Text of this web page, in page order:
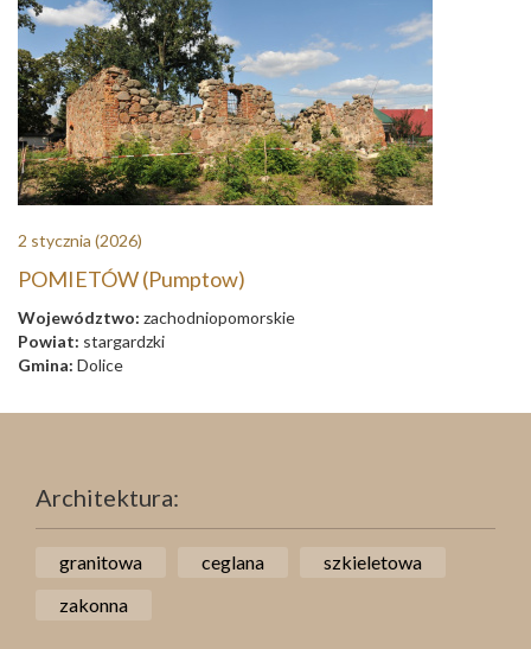
2 stycznia (2026)
POMIETÓW (Pumptow)
Województwo: zachodniopomorskie
Powiat: stargardzki
Gmina: Dolice
Architektura:
granitowa ceglana
szkieletowa
zakonna